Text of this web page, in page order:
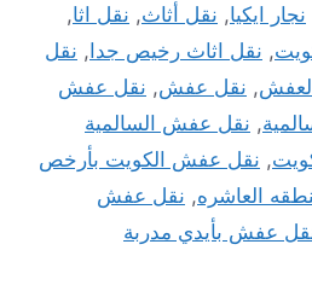
نجار ايكيا, نقل أثاث, نقل اثا,
, نقل اثاث رخيص جدا, نقل
, نقل عفش, نقل عفش
, نقل عفش السالمية
, نقل عفش الكويت بأرخص
العاشره, نقل عفش
عفش بأيدي مدربة